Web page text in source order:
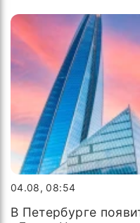
04.08, 08:54
В Петербурге